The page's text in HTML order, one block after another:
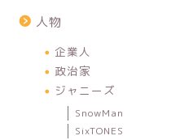
人物
企業人
政治家
ジャニーズ
SnowMan
SixTONES